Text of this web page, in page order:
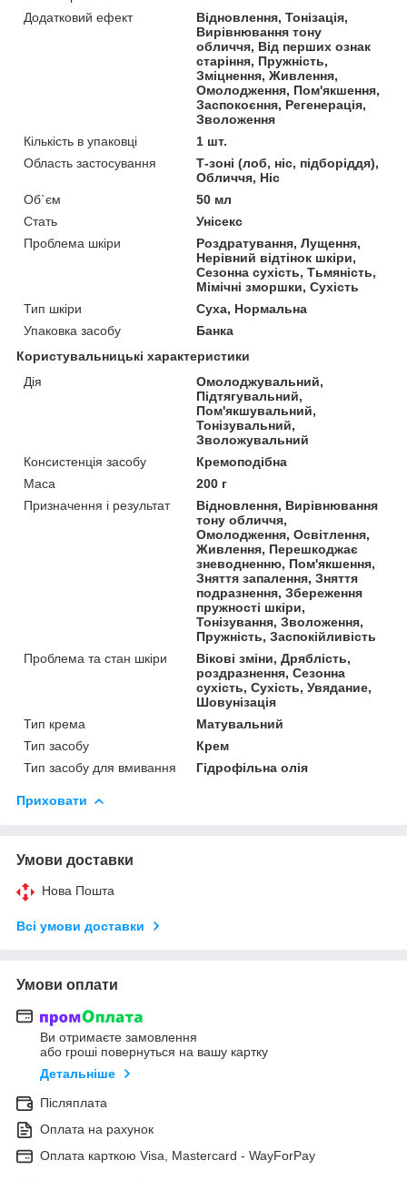
Додатковий ефект
Відновлення, Тонізація,
Вирівнювання тону
обличчя, Від перших ознак
старіння, Пружність,
Зміцнення, Живлення,
Омолодження, Пом'якшення,
Заспокоєння, Регенерація,
Зволоження
Кількість в упаковці
1 шт.
Область застосування
Т-зоні (лоб, ніс, підборіддя),
Обличчя, Ніс
Об`єм
50 мл
Стать
Унісекс
Проблема шкіри
Роздратування, Лущення,
Нерівний відтінок шкіри,
Сезонна сухість, Тьмяність,
Мімічні зморшки, Сухість
Тип шкіри
Суха, Нормальна
Упаковка засобу
Банка
Користувальницькі характеристики
Дія
Омолоджувальний,
Підтягувальний,
Пом'якшувальний,
Тонізувальний,
Зволожувальний
Консистенція засобу
Кремоподібна
Маса
200 г
Призначення і результат
Відновлення, Вирівнювання
тону обличчя,
Омолодження, Освітлення,
Живлення, Перешкоджає
зневодненню, Пом'якшення,
Зняття запалення, Зняття
подразнення, Збереження
пружності шкіри,
Тонізування, Зволоження,
Пружність, Заспокійливість
Проблема та стан шкіри
Вікові зміни, Дряблість,
роздразнення, Сезонна
сухість, Сухість, Увядание,
Шовунізація
Тип крема
Матувальний
Тип засобу
Крем
Тип засобу для вмивання
Гідрофільна олія
Приховати
Умови доставки
Нова Пошта
Всі умови доставки
Умови оплати
Ви отримаєте замовлення
або гроші повернуться на вашу картку
Детальніше
Післяплата
Оплата на рахунок
Оплата карткою Visa, Mastercard - WayForPay